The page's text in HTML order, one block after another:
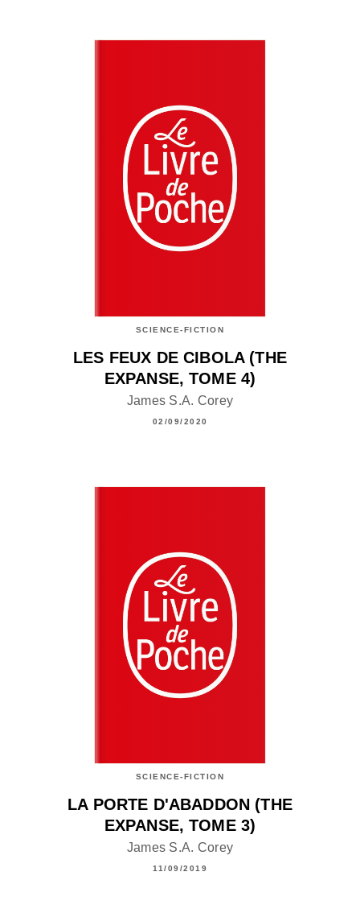
SCIENCE-FICTION
LES FEUX DE CIBOLA (THE
EXPANSE, TOME 4)
James S.A. Corey
02/09/2020
SCIENCE-FICTION
LA PORTE D'ABADDON (THE
EXPANSE, TOME 3)
James S.A. Corey
11/09/2019